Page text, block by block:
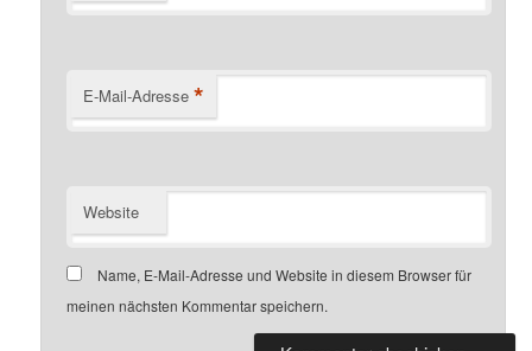
E-Mail-Adresse *
Website
Name, E-Mail-Adresse und Website in diesem Browser für
meinen nächsten Kommentar speichern.